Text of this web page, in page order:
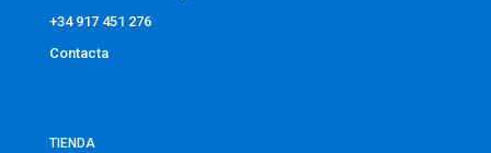
+34 917 451 276
Contacta
TIENDA